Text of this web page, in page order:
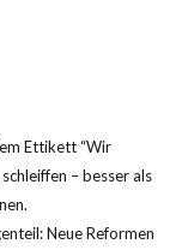
Ettikett “Wir
– besser als
Neue Reformen